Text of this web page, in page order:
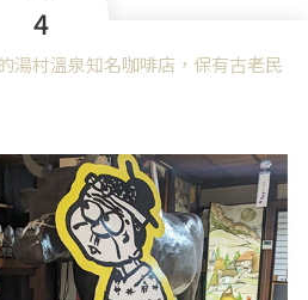
4
湯村溫泉知名咖啡店，保有古老民